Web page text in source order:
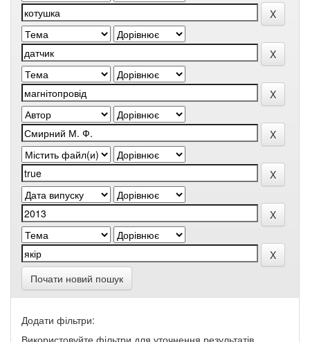
Почати новий пошук
Додати фільтри:
Використовуйте фільтри для уточнення результатів